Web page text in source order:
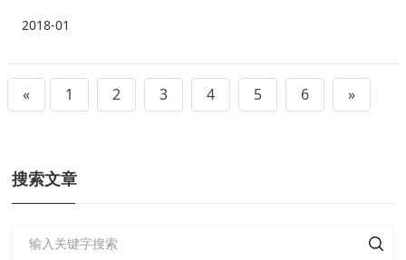
2018-01
« 1 2 3 4 5 6 »
搜索文章